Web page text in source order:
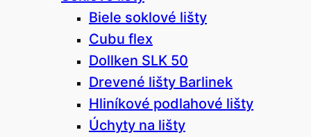
Biele soklové lišty
Cubu flex
Dollken SLK 50
Drevené lišty Barlinek
Hliníkové podlahové lišty
Úchyty na lišty